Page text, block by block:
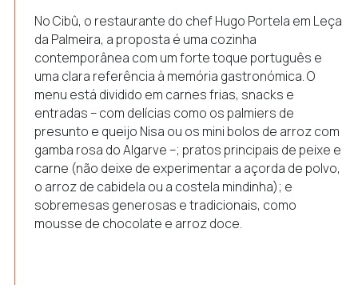
No Cibû, o restaurante do chef Hugo Portela em Leça
da Palmeira, a proposta é uma cozinha
contemporânea com um forte toque português e
uma clara referência à memória gastronómica. O
menu está dividido em carnes frias, snacks e
entradas – com delícias como os palmiers de
presunto e queijo Nisa ou os mini bolos de arroz com
gamba rosa do Algarve –; pratos principais de peixe e
carne (não deixe de experimentar a açorda de polvo,
o arroz de cabidela ou a costela mindinha); e
sobremesas generosas e tradicionais, como
mousse de chocolate e arroz doce.